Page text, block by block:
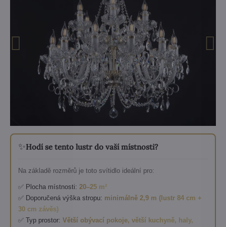
✨Hodí se tento lustr do vaší místnosti?
Na základě rozměrů je toto svítidlo ideální pro:
✅ Plocha místnosti: 20–25 m²
✅ Doporučená výška stropu: minimálně 2,9 m (lustr 84 cm +
30 cm závěs)
✅ Typ prostor: Větší obývací pokoje, větší kuchyně, haly,